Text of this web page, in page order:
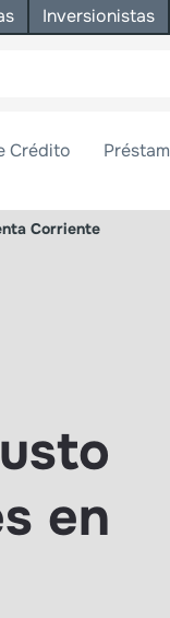
Inversionistas
Crédito
Corriente
en